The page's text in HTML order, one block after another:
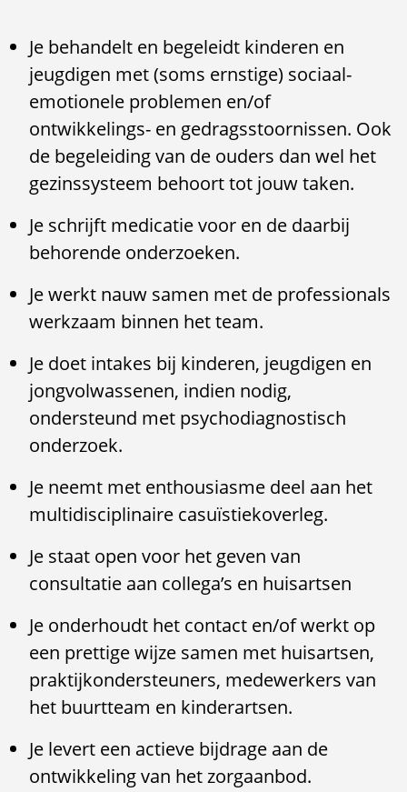
Je behandelt en begeleidt kinderen en
jeugdigen met (soms ernstige) sociaal-
emotionele problemen en/of
ontwikkelings- en gedragsstoornissen. Ook
de begeleiding van de ouders dan wel het
gezinssysteem behoort tot jouw taken.
Je schrijft medicatie voor en de daarbij
behorende onderzoeken.
Je werkt nauw samen met de professionals
werkzaam binnen het team.
Je doet intakes bij kinderen, jeugdigen en
jongvolwassenen, indien nodig,
ondersteund met psychodiagnostisch
onderzoek.
Je neemt met enthousiasme deel aan het
multidisciplinaire casuïstiekoverleg.
Je staat open voor het geven van
consultatie aan collega’s en huisartsen
Je onderhoudt het contact en/of werkt op
een prettige wijze samen met huisartsen,
praktijkondersteuners, medewerkers van
het buurtteam en kinderartsen.
Je levert een actieve bijdrage aan de
ontwikkeling van het zorgaanbod.